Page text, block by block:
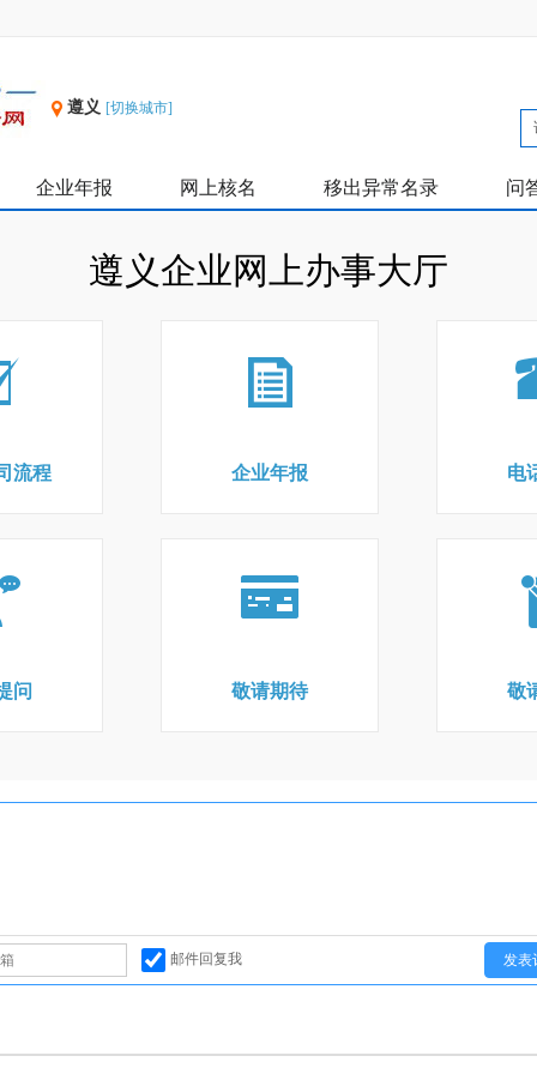
遵义 [切换城市]
企业年报 网上核名 移出异常名录 问
遵义企业网上办事大厅
流程 企业年报 电
问 敬请期待 敬
邮件回复我 发表